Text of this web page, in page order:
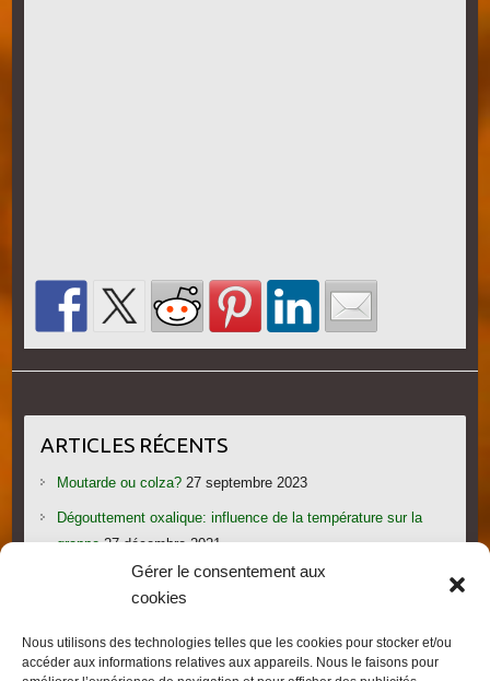
Gérer le consentement aux
cookies
Nous utilisons des technologies telles que les cookies pour stocker et/ou
accéder aux informations relatives aux appareils. Nous le faisons pour
ARTICLES RÉCENTS
Moutarde ou colza? 27 septembre 2023
Dégouttement oxalique: influence de la température sur la
grappe 27 décembre 2021
Le candi provoque l’essaimage: vraiment?
Les villages provençaux du Pays de Fayence 19 septembre
2021